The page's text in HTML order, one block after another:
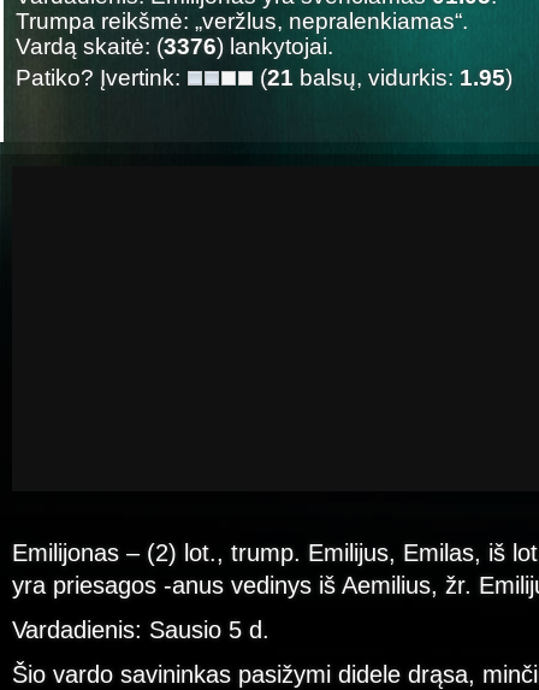
Trumpa reikšmė: „veržlus, nepralenkiamas“.
Vardą skaitė: (3376) lankytojai.
Patiko? Įvertink:
(21 balsų, vidurkis: 1.95)
Emilijonas – (2) lot., trump. Emilijus, Emilas, iš
yra priesagos -anus vedinys iš Aemilius, žr.
Vardadienis: Sausio 5 d.
Šio vardo savininkas pasižymi didele drąsa,